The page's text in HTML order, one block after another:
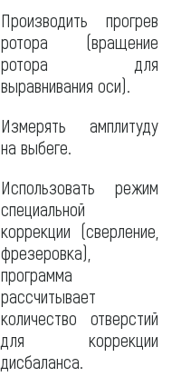
Производить прогрев
ротора (вращение
ротора для
выравнивания оси).
Измерять амплитуду
на выбеге.
Использовать режим
специальной
коррекции (сверление,
фрезеровка),
программа
рассчитывает
количество отверстий
для коррекции
дисбаланса.